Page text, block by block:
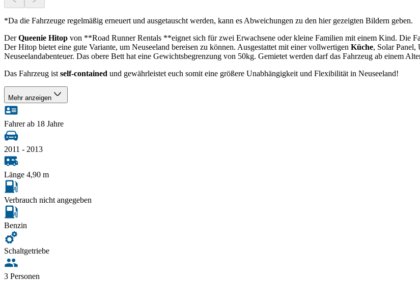
*Da die Fahrzeuge regelmäßig erneuert und ausgetauscht werden, kann es Abweichungen zu den hier gezeigten Bildern geben.
DerQueenie Hitop von **Road Runner Rentals **eignet sich für zwei Erwachsene oder kleine Familien mit einem Kind. Die
Der Hitop bietet eine gute Variante, um Neuseeland bereisen zu können. Ausgestattet mit einer vollwertigen Küche, Solar Panel,
Neuseelandabenteuer. Das obere Bett hat eine Gewichtsbegrenzung von 50kg. Gemietet werden darf das Fahrzeug ab einem
Das Fahrzeug ist self-contained und gewährleistet euch somit eine größere Unabhängigkeit und Flexibilität in Neuseeland!
Mehr anzeigen
Fahrer ab 18 Jahre
2011 - 2013
Länge 4,90 m
Verbrauch nicht angegeben
Benzin
Schaltgetriebe
3 Personen